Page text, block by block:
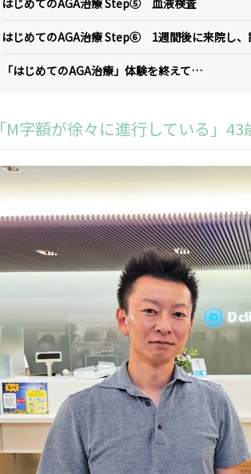
はじめてのAGA治療 Step⑤ 血液検査
はじめてのAGA治療 Step⑥ 1週間後に来院し、
「はじめてのAGA治療」体験を終えて…
「M字額が徐々に進行している」